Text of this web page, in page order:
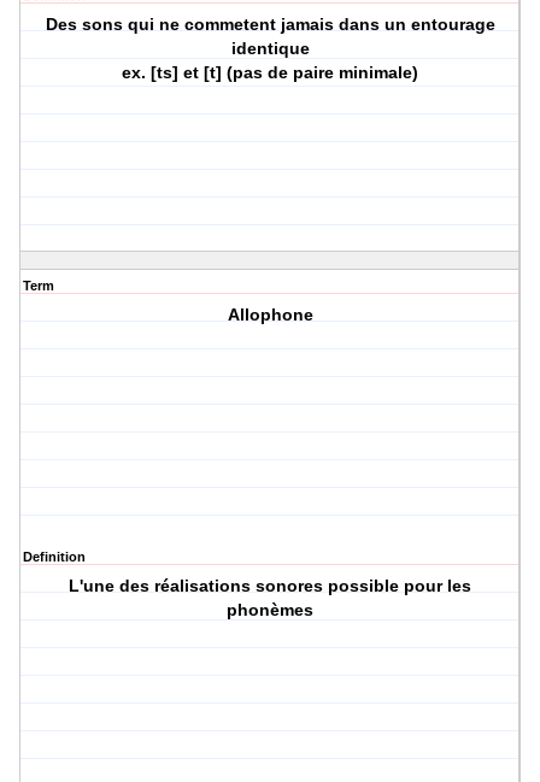
Des sons qui ne commetent jamais dans un entourage
identique
ex. [ts] et [t] (pas de paire minimale)
Term
Allophone
Definition
L'une des réalisations sonores possible pour les
phonèmes